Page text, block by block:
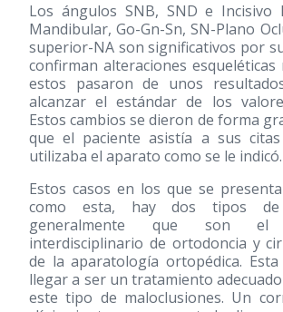
Los ángulos SNB, SND e Incisivo
Mandibular, Go-Gn-Sn, SN-Plano
superior-NA son significativos por
confirman alteraciones esqueléticas
estos pasaron de unos
alcanzar el estándar de los
Estos cambios se dieron de forma
que el paciente asistía a sus
utilizaba el aparato como se le indicó.
Estos casos en los que se
como esta, hay dos tipos de
generalmente que son el
interdisciplinario de ortodoncia y
de la aparatología ortopédica.
llegar a ser un tratamiento
este tipo de maloclusiones. Un